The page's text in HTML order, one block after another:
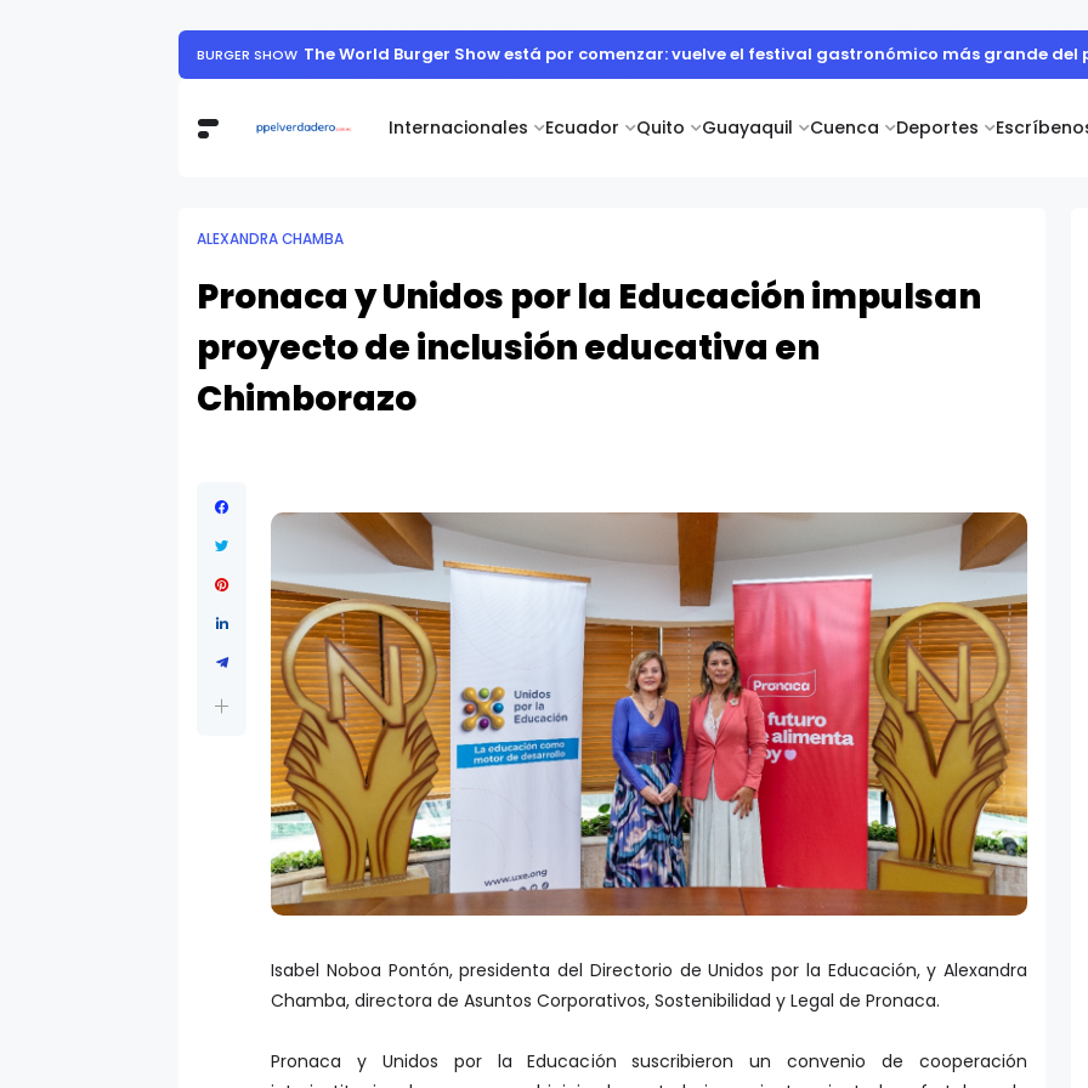
Internacionales Ecuador Quito Guayaquil Cuenca Deportes
Muestra de arte contemporáneo reunió a cuerpo diplomático y artistas nacionales en la Academia
ALEXANDRA CHAMBA
Pronaca y Unidos por la Educación impulsan
proyecto de inclusión educativa en
Chimborazo
Isabel Noboa Pontón, presidenta del Directorio de Unidos por la Educación, y Alexandra
Chamba, directora de Asuntos Corporativos, Sostenibilidad y Legal de Pronaca.
Pronaca y Unidos por la Educación suscribieron un convenio de cooperación